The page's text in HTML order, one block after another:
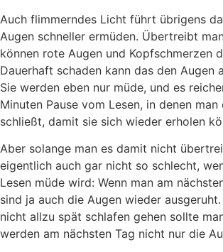
Auch flimmerndes Licht führt übrigens
Augen schneller ermüden. Übertreibt
können rote Augen und Kopfschmerzen
Dauerhaft schaden kann das den Augen
Sie werden eben nur müde, und es
Minuten Pause vom Lesen, in denen man
schließt, damit sie sich wieder erholen
Aber solange man es damit nicht
eigentlich auch gar nicht so schlecht,
Lesen müde wird: Wenn man am
sind ja auch die Augen wieder
nicht allzu spät schlafen gehen sollte
werden am nächsten Tag nicht nur die